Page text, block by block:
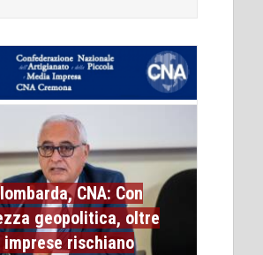
CNA: Con
geopolitica, oltre
imprese rischiano